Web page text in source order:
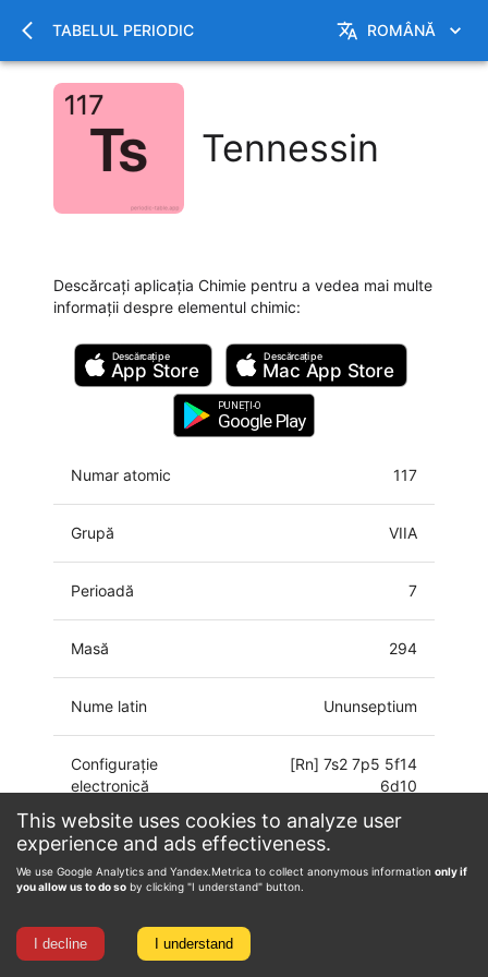
This website uses cookies to analyze user
experience and ads effectiveness.
We use Google Analytics and Yandex.Metrica to collect anonymous information only if
you allow us to do so by clicking "I understand" button.
I decline I understand
TABELUL PERIODIC ROMÂNĂ
Tennessin
Descărcați aplicația Chimie pentru a vedea mai multe
informații despre elementul chimic:
Descărcați pe
App Store
Descărcați pe
Mac App Store
PUNEȚI-O
Google Play
Numar atomic 117
Grupă VIIA
Perioadă 7
Masă 294
Nume latin Ununseptium
Configurație
electronică
[Rn] 7s2 7p5 5f14
6d10
Starea de oxidare